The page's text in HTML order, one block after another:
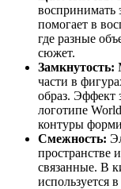
воспринимать
помогает в
где разные
сюжет.
Замкнутость:
части в
образ. Эффект
логотипе
контуры
Смежность:
пространстве
связанные. В
используется